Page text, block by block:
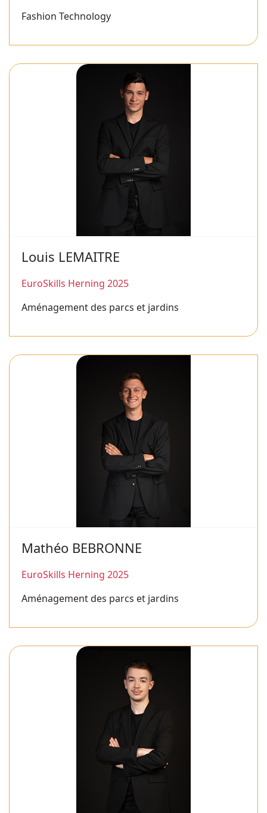
Fashion Technology
Louis LEMAITRE
EuroSkills Herning 2025
Aménagement des parcs et jardins
Mathéo BEBRONNE
EuroSkills Herning 2025
Aménagement des parcs et jardins